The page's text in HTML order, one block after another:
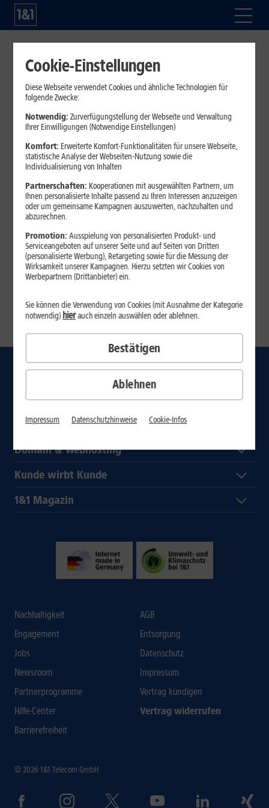
Es tut uns Leid, dieser Artikel
wurde nicht gefunden!
Fehler – Dies kann
folgende Ursachen
haben:
Die gewünschte Seite ist vorübergehend nicht erreichbar
Die gewünschte Seite wurde umbenannt
Die gewünschte Seite existiert nicht mehr
Die URL ist nicht korrekt
Vielen Dank für Ihr Verständnis.
Ihr 1&1 Team
1&1 AG Startseite
Internet
Mobilfunk-Tarife
Handys
Domain & Webhosting
Kunde wirbt Kunde
1&1 Magazin
Nachhaltigkeit
Engagement
Jobs
Newsroom
Partnerprogramme
Hilfe-Center
Barrierefreiheit
AGB
Entsorgung
Datenschutz
Impressum
Vertrag kündigen
Vertrag widerrufen
© 2026 1&1 Telecom GmbH
Cookie-Einstellungen
Diese Webseite verwendet Cookies und ähnliche Technologien für
folgende Zwecke:
Notwendig: Zurverfügungstellung der Webseite und Verwaltung
Ihrer Einwilligungen (Notwendige Einstellungen)
Komfort: Erweiterte Komfort-Funktionalitäten für unsere Webseite,
statistische Analyse der Webseiten-Nutzung sowie die
Individualisierung von Inhalten
Partnerschaften: Kooperationen mit ausgewählten Partnern, um
Ihnen personalisierte Inhalte passend zu Ihren Interessen anzuzeigen
oder um gemeinsame Kampagnen auszuwerten, nachzuhalten und
abzurechnen.
Promotion:Ausspielung von personalisierten Produkt- und
Serviceangeboten auf unserer Seite und auf Seiten von Dritten
(personalisierte Werbung), Retargeting sowie für die Messung der
Wirksamkeit unserer Kampagnen. Hierzu setzten wir Cookies von
Werbepartnern (Drittanbieter) ein.
Ablehnen
Sie können die Verwendung von Cookies (mit Ausnahme der Kategorie
notwendig) hierauch einzeln auswählen oder ablehnen.
Bestätigen
Impressum Datenschutzhinweise Cookie-Infos